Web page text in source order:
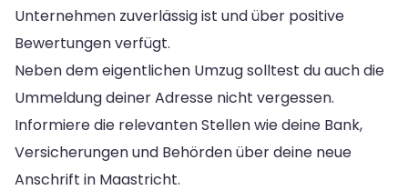
Unternehmen zuverlässig ist und über positive
Bewertungen verfügt.
Neben dem eigentlichen Umzug solltest du auch die
Ummeldung deiner Adresse nicht vergessen.
Informiere die relevanten Stellen wie deine Bank,
Versicherungen und Behörden über deine neue
Anschrift in Maastricht.